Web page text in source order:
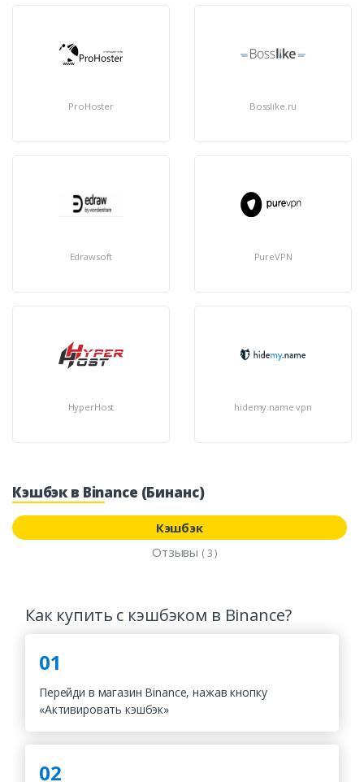
ProHoster Bosslike.ru
Edrawsoft PureVPN
HyperHost hidemy.name vpn
Кэшбэк в Binance (Бинанс)
Кэшбэк
Отзывы ( 3 )
Как купить с кэшбэком в Binance?
01
Перейди в магазин Binance, нажав кнопку
«Активировать кэшбэк»
02